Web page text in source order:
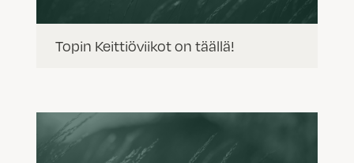
Topin Keittiöviikot on täällä!